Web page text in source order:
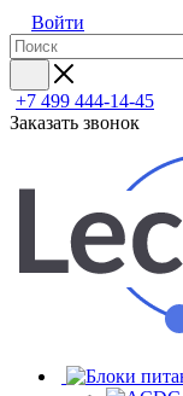
Войти
+7 499 444-14-45
Заказать звонок